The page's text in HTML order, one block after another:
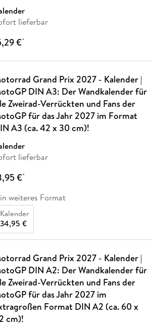
lieferbar
€*
Grand Prix 2027 - Kalender |
DIN A3: Der Wandkalender für
Zweirad-Verrückten und Fans der
für das Jahr 2027 im Format
A3 (ca. 42 x 30 cm)!
lieferbar
€*
weiteres Format
Kalender
34,95 €
Grand Prix 2027 - Kalender |
DIN A2: Der Wandkalender für
Zweirad-Verrückten und Fans der
für das Jahr 2027 im
Format DIN A2 (ca. 60 x
cm)!